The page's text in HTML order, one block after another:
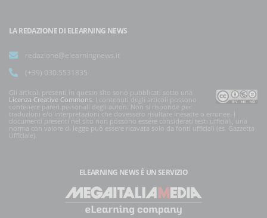
LA REDAZIONE DI ELEARNING NEWS
redazione@elearningnews.it
(+39) 030.5531835
Gli articoli presenti in questo sito sono pubblicati sotto una
Licenza Creative Commons. I contenuti degli articoli possono
contenere pareri personali degli autori. Non si risponde per
traduzioni e/o interpretazioni che dovessero risultare inesatte o erronee. I
documenti presenti nel sito non possono essere considerati testi ufficiali, una
norma con valore di legge può essere ricavata solo da fonti ufficiali (es. Gazzetta
Ufficiale).
ELEARNING NEWS È UN SERVIZIO